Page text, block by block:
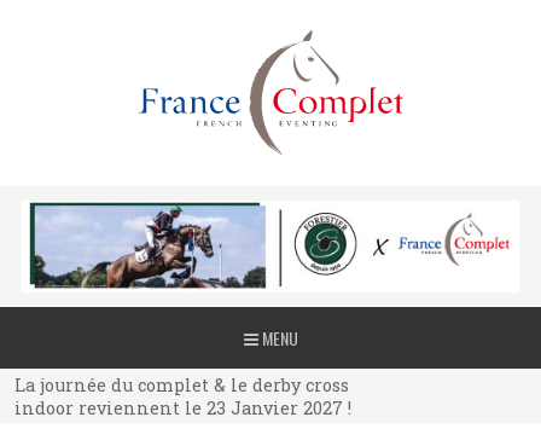
MENU
La journée du complet & le derby cross
indoor reviennent le 23 Janvier 2027 !
La journée du complet & le derby cross
indoor reviennent le 23 Janvier 2027 !